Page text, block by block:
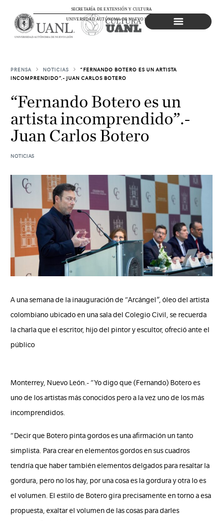
UNIVERSIDAD AUTÓNOMA DE NUEVO LEÓN
SECRETARÍA DE EXTENSIÓN Y CULTURA
PRENSA NOTICIAS
“FERNANDO BOTERO ES UN ARTISTA
INCOMPRENDIDO”.- JUAN CARLOS BOTERO
“Fernando Botero es un
artista incomprendido”.-
Juan Carlos Botero
NOTICIAS
A una semana de la inauguración de “Arcángel”, óleo del artista
colombiano ubicado en una sala del Colegio Civil, se recuerda
la charla que el escritor, hijo del pintor y escultor, ofreció ante el
público
Monterrey, Nuevo León.- “Yo digo que (Fernando) Botero es
uno de los artistas más conocidos pero a la vez uno de los más
incomprendidos.
“Decir que Botero pinta gordos es una afirmación un tanto
simplista. Para crear en elementos gordos en sus cuadros
tendría que haber también elementos delgados para resaltar la
gordura, pero no los hay, por una cosa es la gordura y otra lo es
el volumen. El estilo de Botero gira precisamente en torno a esa
propuesta, exaltar el volumen de las cosas para darles